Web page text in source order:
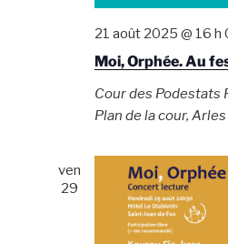
Moi, Orphée. Au
21 août 2025 @ 16 h
Cour des Podestats
Plan de la cour, Arles
ven
29